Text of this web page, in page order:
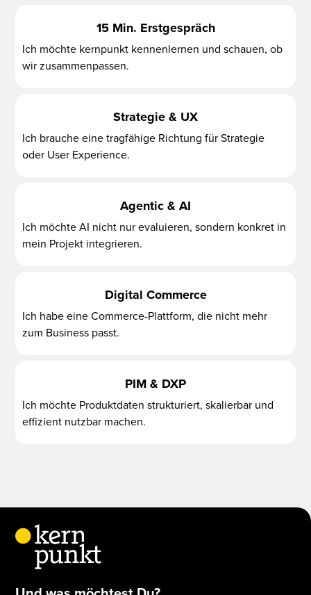
15 Min. Erstgespräch
Ich möchte kernpunkt kennenlernen und schauen, ob
wir zusammenpassen.
Strategie & UX
Ich brauche eine tragfähige Richtung für Strategie
oder User Experience.
Agentic & AI
Ich möchte AI nicht nur evaluieren, sondern konkret in
mein Projekt integrieren.
Digital Commerce
Ich habe eine Commerce-Plattform, die nicht mehr
zum Business passt.
PIM & DXP
Ich möchte Produktdaten strukturiert, skalierbar und
effizient nutzbar machen.